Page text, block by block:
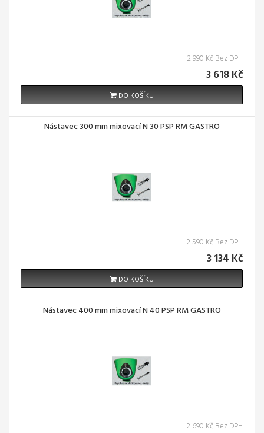
2 990 Kč Bez DPH
3 618 Kč
DO KOŠÍKU
Nástavec 300 mm mixovací N 30 PSP RM GASTRO
2 590 Kč Bez DPH
3 134 Kč
DO KOŠÍKU
Nástavec 400 mm mixovací N 40 PSP RM GASTRO
2 690 Kč Bez DPH